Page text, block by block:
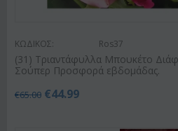
ΚΩΔΙΚΟΣ: Ros37
(31) Τριαντάφυλλα Μπουκέτο
Σούπερ Προσφορά εβδομάδας.
€65.00 €44.99